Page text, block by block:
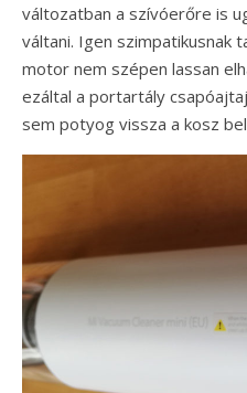
változatban a szívóerőre is
váltani. Igen szimpatikusnak
motor nem szépen lassan
ezáltal a portartály
sem potyog vissza a kosz